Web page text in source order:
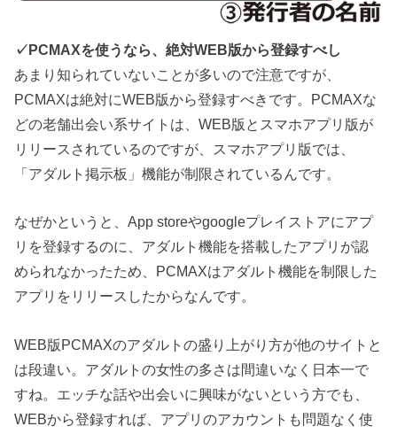
✓PCMAXを使うなら、絶対WEB版から登録すべし
あまり知られていないことが多いので注意ですが、
PCMAXは絶対にWEB版から登録すべきです。PCMAXな
どの老舗出会い系サイトは、WEB版とスマホアプリ版が
リリースされているのですが、スマホアプリ版では、
「アダルト掲示板」機能が制限されているんです。
なぜかというと、App storeやgoogleプレイストアにアプ
リを登録するのに、アダルト機能を搭載したアプリが認
められなかったため、PCMAXはアダルト機能を制限した
アプリをリリースしたからなんです。
WEB版PCMAXのアダルトの盛り上がり方が他のサイトと
は段違い。アダルトの女性の多さは間違いなく日本一で
すね。エッチな話や出会いに興味がないという方でも、
WEBから登録すれば、アプリのアカウントも問題なく使